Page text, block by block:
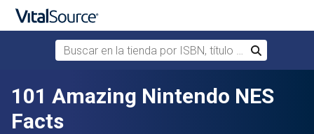
Saltar al contenido principal
Buscar en la tienda por ISBN, título o autor
Buscar
101 Amazing Nintendo NES
Facts